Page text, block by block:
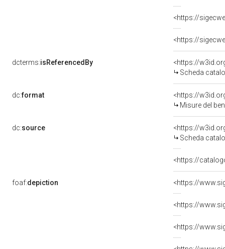
<https://
<https://
dcterms:isReferencedBy
<https://
Scheda
dc:format
<https://
Misure del
dc:source
<https://
Scheda
<https://
foaf:depiction <https://
<https://
<https://